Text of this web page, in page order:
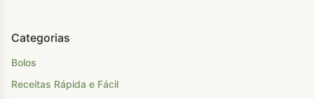
Categorias
Bolos
Receitas Rápida e Fácil